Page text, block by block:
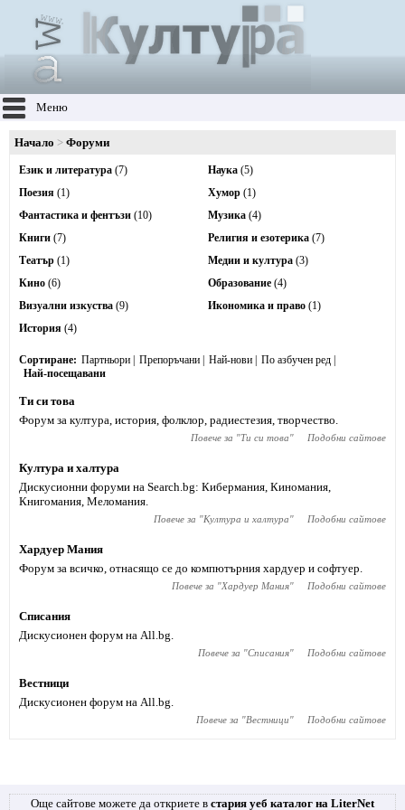
Меню
Начало Форуми
Език и литература (7)
Поезия (1)
Фантастика и фентъзи (10)
Книги (7)
Театър (1)
Кино (6)
Визуални изкуства (9)
История (4)
Наука (5)
Хумор (1)
Музика (4)
Религия и езотерика (7)
Медии и култура (3)
Образование (4)
Икономика и право (1)
Сортиране Партньори Препоръчани Най-нови
По азбучен ред
Най-посещавани
Ти си това
Форум за култура, история, фолклор, радиестезия, творчество.
Повече за "Ти си това" Подобни сайтове
Култура и халтура
Дискусионни форуми на Search.bg: Кибермания, Киномания,
Книгомания, Меломания.
Повече за "Култура и халтура" Подобни сайтове
Хардуер Мания
Форум за всичко, отнасящо се до компютърния хардуер и софтуер.
Повече за "Хардуер Мания" Подобни сайтове
Списания
Дискусионен форум на All.bg.
Повече за "Списания" Подобни сайтове
Вестници
Дискусионен форум на All.bg.
Повече за "Вестници" Подобни сайтове
Още сайтове можете да откриете в стария уеб каталог на LiterNet